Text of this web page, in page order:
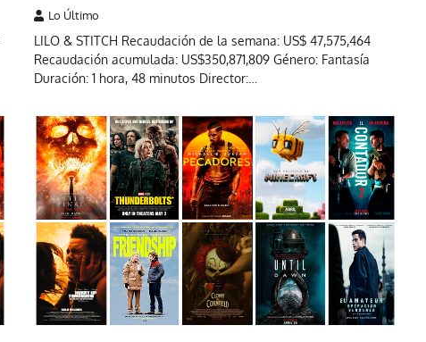
Lo Último
LILO & STITCH Recaudación de la semana: US$ 47,575,464
Recaudación acumulada: US$350,871,809 Género: Fantasía
Duración: 1 hora, 48 minutos Director:…